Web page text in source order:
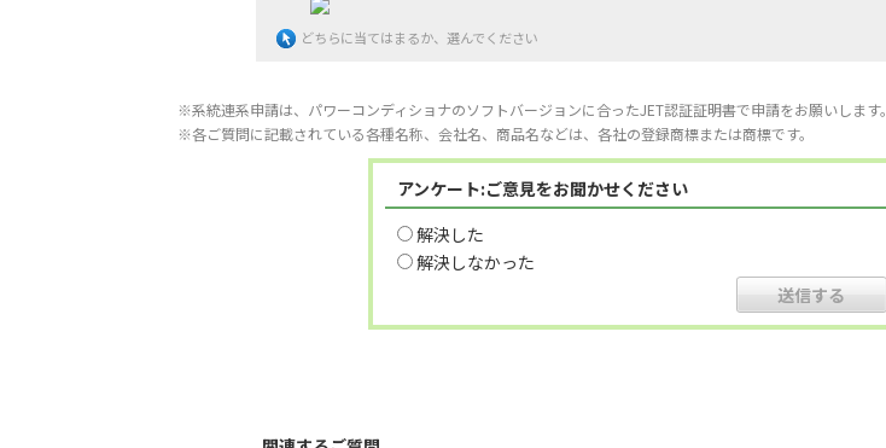
どちらに当てはまるか、選んでください
※系統連系申請は、パワーコンディショナのソフトバージョンに合ったJET認証証明書で申請をお願いします。
※各ご質問に記載されている各種名称、会社名、商品名などは、各社の登録商標または商標です。
アンケート:ご意見をお聞かせください
解決した
解決しなかった